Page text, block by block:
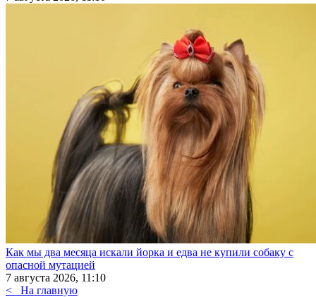
Как мы два месяца искали йорка и едва не купили собаку с
опасной мутацией
7 августа 2026, 11:10
<
На главную